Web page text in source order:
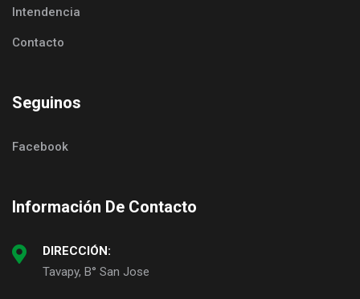
Intendencia
Contacto
Seguinos
Facebook
Información De Contacto
DIRECCIÓN:
Tavapy, B° San Jose